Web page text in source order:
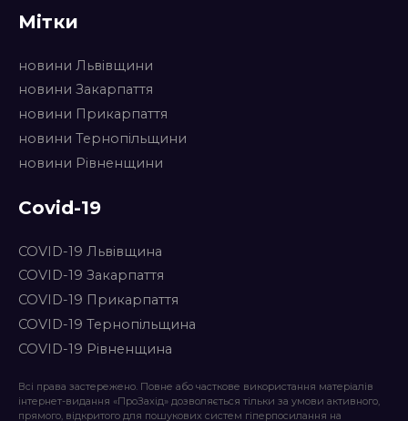
Мітки
новини Львівщини
новини Закарпаття
новини Прикарпаття
новини Тернопільщини
новини Рівненщини
Covid-19
COVID-19 Львівщина
COVID-19 Закарпаття
COVID-19 Прикарпаття
COVID-19 Тернопільщина
COVID-19 Рівненщина
Всі права застережено. Повне або часткове використання матеріалів
інтернет-видання «ПроЗахід» дозволяється тільки за умови активного,
прямого, відкритого для пошукових систем гіперпосилання на